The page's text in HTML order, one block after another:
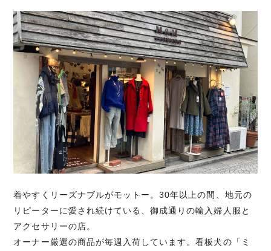
着やすくリーズナブルがモットー。30年以上の間、地元の
リピーターに愛され続けている、御成通りの輸入婦人服と
アクセサリーの店。
オーナー厳選の商品が毎週入荷しています。看板犬の「ミ